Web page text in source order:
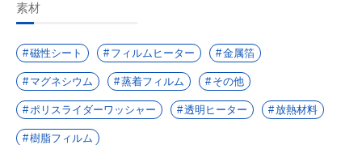
素材
磁性シート フィルムヒーター 金属箔
マグネシウム 蒸着フィルム その他
ポリスライダーワッシャー 透明ヒーター 放熱材料
樹脂フィルム